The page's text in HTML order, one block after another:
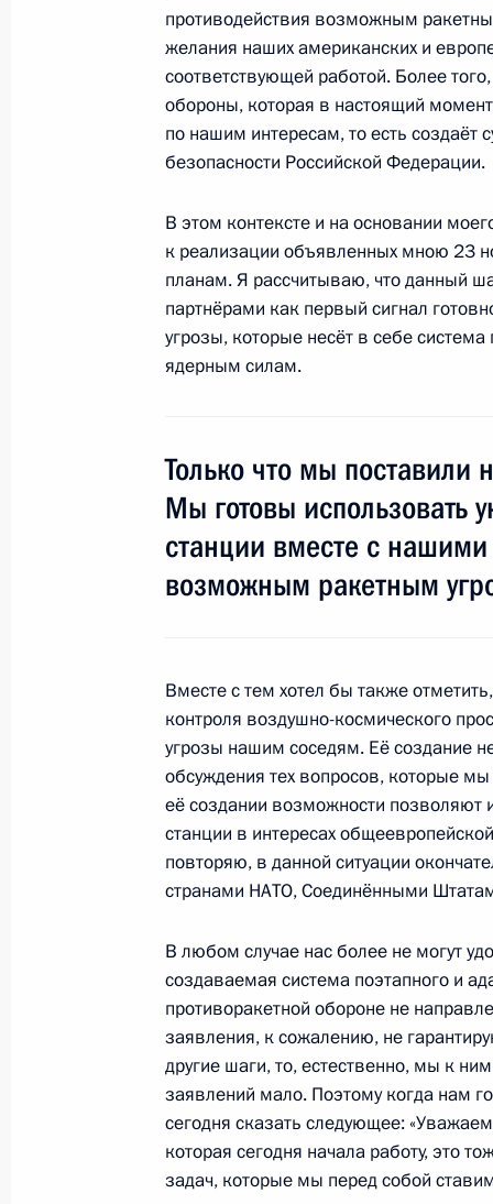
Совещание по экономическим
18 января 2012 года, 15:30 Московская
22 декабря 2011 года, четверг
22 декабря 2011 года, 13:00 Москва,
17 декабря 2011 года, суббота
Встреча с активом партии «Единая
13 декабря 2011 года, вторник
Встреча с лидерами парламентских
13 декабря 2011 года, 17:00 Московская
2 декабря 2011 года, пятница
Обращение к гражданам России
2 декабря 2011 года, 04:00
29 ноября 2011 года, вторник
Совещание с руководством
29 ноября 2011 года, 14:30
28 ноября 2011 года, понедельник
Встреча с представителями
«Единая Россия»
28 ноября 2011 года, 18:00 Екатеринбург
противодействия возможным
желания наших американских и
соответствующей работой. Более
обороны, которая в настоящий
по нашим интересам, то есть
безопасности Российской Федерации.
В этом контексте и на основании
к реализации объявленных мною 23
планам. Я рассчитываю, что данный
партнёрами как первый сигнал
угрозы, которые несёт в себе
ядерным силам.
Только что мы поставили
Мы готовы использовать
станции вместе с
возможным ракетным
Вместе с тем хотел бы также
контроля воздушно-космического
угрозы нашим соседям. Её создание
обсуждения тех вопросов, которые
её создании возможности
станции в интересах
повторяю, в данной ситуации
странами НАТО, Соединёнными
В любом случае нас более не могут
создаваемая система поэтапного и
противоракетной обороне не
заявления, к сожалению, не
другие шаги, то, естественно, мы к
заявлений мало. Поэтому когда нам
сегодня сказать следующее:
которая сегодня начала работу, это
задач, которые мы перед собой